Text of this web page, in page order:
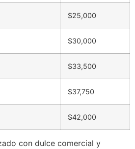
$25,000
$30,000
$33,500
$37,750
$42,000
con dulce comercial y